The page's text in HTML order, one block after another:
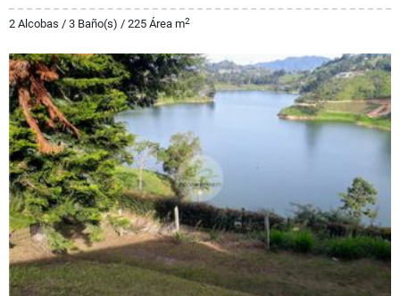
2 Alcobas / 3 Baño(s) / 225 Área m2